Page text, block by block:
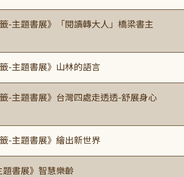
-主題書展》「閱讀轉大人」橋梁書主
-主題書展》山林的語言
-主題書展》台灣四處走透透-舒展身心
-主題書展》繪出新世界
題書展》智慧樂齡